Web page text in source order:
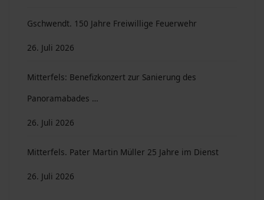
Gschwendt. 150 Jahre Freiwillige Feuerwehr
26. Juli 2026
Mitterfels: Benefizkonzert zur Sanierung des
Panoramabades …
26. Juli 2026
Mitterfels. Pater Martin Müller 25 Jahre im Dienst
26. Juli 2026